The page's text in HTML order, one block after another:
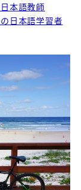
本語教師
日本語学習者